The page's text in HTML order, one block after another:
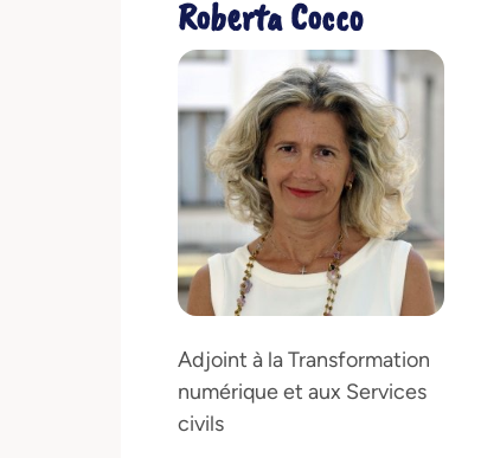
Roberta Cocco
Adjoint à la Transformation
numérique et aux Services
civils